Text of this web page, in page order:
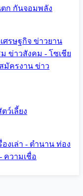
ก กันจอมพลัง
ศรษฐกิจ ข่าวยาน
ข่าวสังคม - โซเชีย
มัครงาน ข่าว
ตว์เลี้ยง
องเล่า - ตำนาน ท่อง
ความเชื่อ